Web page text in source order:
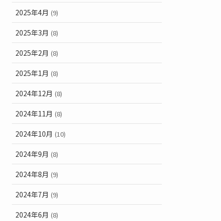
2025年4月 (9)
2025年3月 (8)
2025年2月 (8)
2025年1月 (8)
2024年12月 (8)
2024年11月 (8)
2024年10月 (10)
2024年9月 (8)
2024年8月 (9)
2024年7月 (9)
2024年6月 (8)